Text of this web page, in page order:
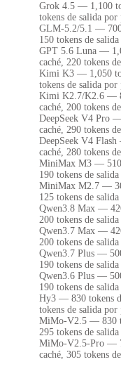
Grok 4.5 — 1,100
tokens de salida por
GLM-5.2/5.1 — 700
150 tokens de
GPT 5.6 Luna —
caché, 220 tokens
Kimi K3 — 1,050
tokens de salida por
Kimi K2.7/K2.6 —
caché, 200 tokens
DeepSeek V4 Pro
caché, 290 tokens
DeepSeek V4
caché, 280 tokens
MiniMax M3 — 510
190 tokens de
MiniMax M2.7 —
125 tokens de
Qwen3.8 Max —
200 tokens de
Qwen3.7 Max —
200 tokens de
Qwen3.7 Plus —
190 tokens de
Qwen3.6 Plus —
190 tokens de
Hy3 — 830 tokens
tokens de salida por
MiMo-V2.5 — 830
295 tokens de
MiMo-V2.5-Pro —
caché, 305 tokens